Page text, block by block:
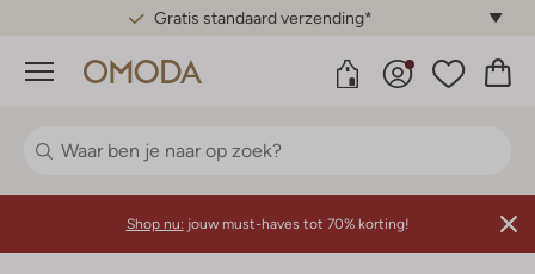
Gratis standaard verzending*
Menu
Shop nu: jouw must-haves tot 70% korting!